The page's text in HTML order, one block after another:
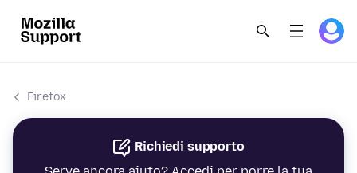
Firefox
Richiedi supporto